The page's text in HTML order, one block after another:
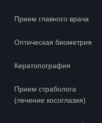
Прием главного врача
Оптическая биометрия
Кератопография
Прием страболога
(лечение косоглазия)